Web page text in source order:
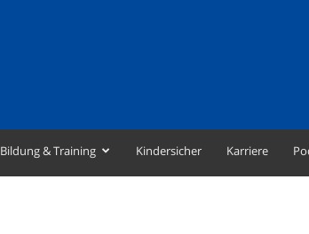
Bildung & Training Kindersicher Karriere